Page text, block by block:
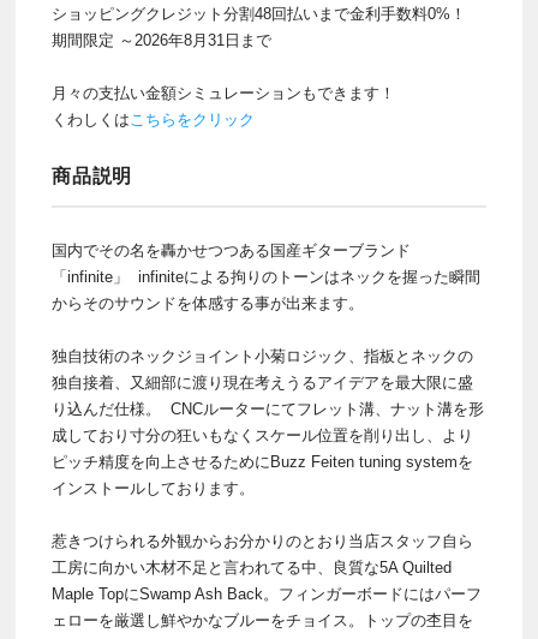
ショッピングクレジット分割48回払いまで金利手数料0%！
期間限定 ～2026年8月31日まで
月々の支払い金額シミュレーションもできます！
くわしくはこちらをクリック
商品説明
国内でその名を轟かせつつある国産ギターブランド
「infinite」 infiniteによる拘りのトーンはネックを握った瞬間
からそのサウンドを体感する事が出来ます。
独自技術のネックジョイント小菊ロジック、指板とネックの
独自接着、又細部に渡り現在考えうるアイデアを最大限に盛
り込んだ仕様。 CNCルーターにてフレット溝、ナット溝を形
成しており寸分の狂いもなくスケール位置を削り出し、より
ピッチ精度を向上させるためにBuzz Feiten tuning systemを
インストールしております。
惹きつけられる外観からお分かりのとおり当店スタッフ自ら
工房に向かい木材不足と言われてる中、良質な5A Quilted
Maple TopにSwamp Ash Back。フィンガーボードにはパーフ
ェローを厳選し鮮やかなブルーをチョイス。トップの杢目を